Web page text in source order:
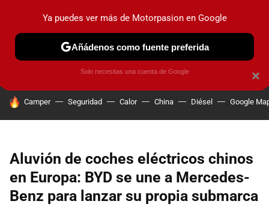
PRUEBAS COCHES ELÉCTRICOS OBSERVATORIO
HOY SE HABLA DE
Camper Seguridad Calor China Diésel Google
Aluvión de coches eléctricos chinos
en Europa: BYD se une a Mercedes-
Benz para lanzar su propia submarca
×
Ya puedes ver más de Motorpasion en Google
Añádenos como fuente preferida
Solo necesitas una cuenta de Google